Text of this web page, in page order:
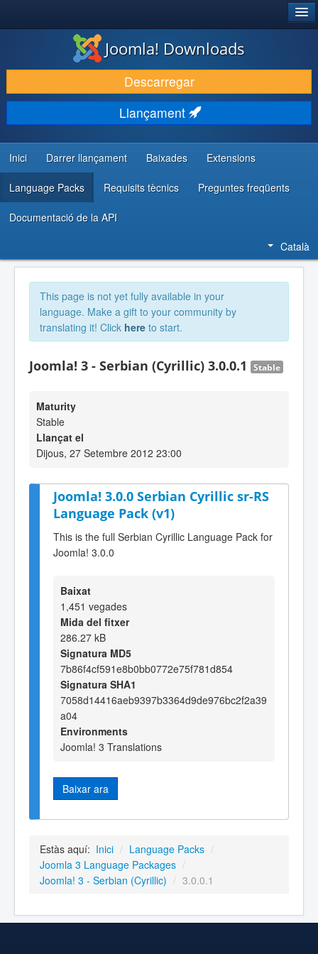
DESCARREGA & AMPLIA
DESCOBRIR & APRENDRE
COMUNITAT & SUPORT
RECURSOS PER DESENVOLUPADORS/ES
Joomla! Downloads
Descarregar
Llançament
Inici Darrer llançament Baixades Extensions
Language Packs Requisits tècnics Preguntes freqüents
Documentació de la API
Català
This page is not yet fully available in your
language. Make a gift to your community by
translating it! Click here to start.
Joomla! 3 - Serbian (Cyrillic) 3.0.0.1 Stable
Maturity
Stable
Llançat el
Dijous, 27 Setembre 2012 23:00
Joomla! 3.0.0 Serbian Cyrillic sr-RS
Language Pack (v1)
This is the full Serbian Cyrillic Language Pack for
Joomla! 3.0.0
Baixat
1,451 vegades
Mida del fitxer
286.27 kB
Signatura MD5
7b86f4cf591e8b0bb0772e75f781d854
Signatura SHA1
7058d14416aeb9397b3364d9de976bc2f2a39
a04
Environments
Joomla! 3 Translations
Baixar ara
Estàs aquí: Inici / Language Packs /
Joomla 3 Language Packages /
Joomla! 3 - Serbian (Cyrillic) / 3.0.0.1